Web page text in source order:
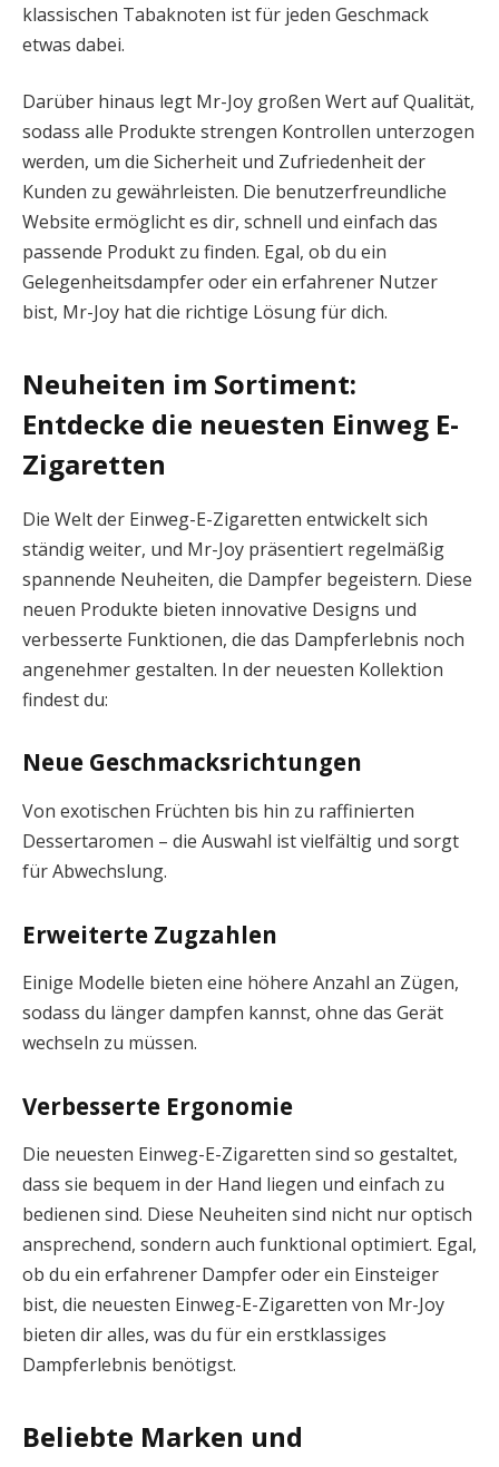
klassischen Tabaknoten ist für jeden Geschmack
etwas dabei.
Darüber hinaus legt Mr-Joy großen Wert auf Qualität,
sodass alle Produkte strengen Kontrollen unterzogen
werden, um die Sicherheit und Zufriedenheit der
Kunden zu gewährleisten. Die benutzerfreundliche
Website ermöglicht es dir, schnell und einfach das
passende Produkt zu finden. Egal, ob du ein
Gelegenheitsdampfer oder ein erfahrener Nutzer
bist, Mr-Joy hat die richtige Lösung für dich.
Neuheiten im Sortiment:
Entdecke die neuesten Einweg E-
Zigaretten
Die Welt der Einweg-E-Zigaretten entwickelt sich
ständig weiter, und Mr-Joy präsentiert regelmäßig
spannende Neuheiten, die Dampfer begeistern. Diese
neuen Produkte bieten innovative Designs und
verbesserte Funktionen, die das Dampferlebnis noch
angenehmer gestalten. In der neuesten Kollektion
findest du:
Neue Geschmacksrichtungen
Von exotischen Früchten bis hin zu raffinierten
Dessertaromen – die Auswahl ist vielfältig und sorgt
für Abwechslung.
Erweiterte Zugzahlen
Einige Modelle bieten eine höhere Anzahl an Zügen,
sodass du länger dampfen kannst, ohne das Gerät
wechseln zu müssen.
Verbesserte Ergonomie
Die neuesten Einweg-E-Zigaretten sind so gestaltet,
dass sie bequem in der Hand liegen und einfach zu
bedienen sind. Diese Neuheiten sind nicht nur optisch
ansprechend, sondern auch funktional optimiert. Egal,
ob du ein erfahrener Dampfer oder ein Einsteiger
bist, die neuesten Einweg-E-Zigaretten von Mr-Joy
bieten dir alles, was du für ein erstklassiges
Dampferlebnis benötigst.
Beliebte Marken und